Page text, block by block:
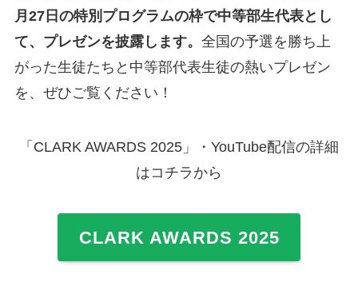
月27日の特別プログラムの枠で中等部生代表とし
て、プレゼンを披露します。 全国の予選を勝ち上
がった生徒たちと中等部代表生徒の熱いプレゼン
を、ぜひご覧ください！
「CLARK AWARDS 2025」・YouTube配信の詳細
はコチラから
CLARK AWARDS 2025